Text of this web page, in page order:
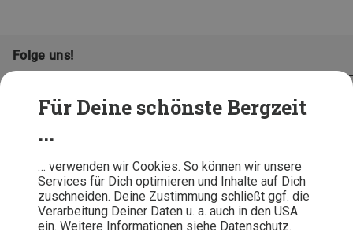
Für Deine schönste Bergzeit
...
… verwenden wir Cookies. So können wir unsere
Services für Dich optimieren und Inhalte auf Dich
zuschneiden. Deine Zustimmung schließt ggf. die
Verarbeitung Deiner Daten u. a. auch in den USA
ein. Weitere Informationen siehe Datenschutz.
Folge uns!